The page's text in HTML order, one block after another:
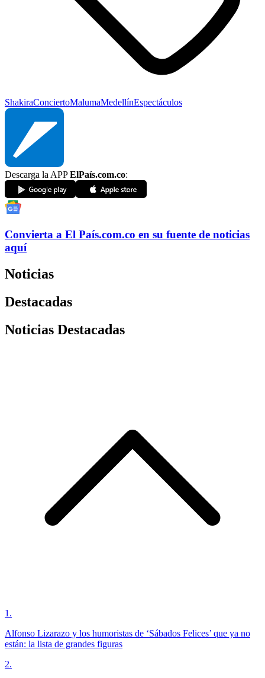
ShakiraConciertoMalumaMedellínEspectáculos
Descarga la APPElPaís.com.co:
Convierta a El País.com.co en su fuente de noticias
aquí
Noticias
Destacadas
Noticias Destacadas
1 .
Alfonso Lizarazo y los humoristas de ‘Sábados Felices’ que ya no
están: la lista de grandes figuras
2.